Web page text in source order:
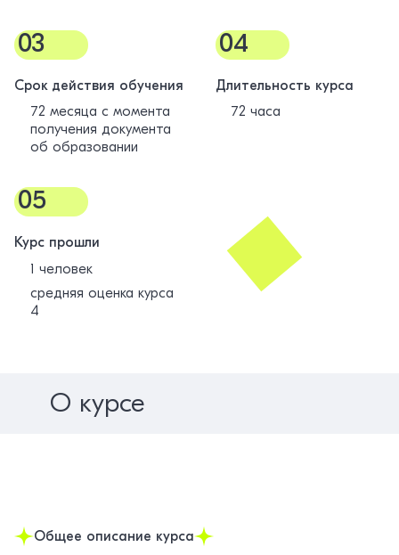
03
Срок действия обучения
72 месяца с момента
получения документа
об образовании
04
Длительность курса
72 часа
05
Курс прошли
1 человек
средняя оценка курса
4
О курсе
Общее описание курса